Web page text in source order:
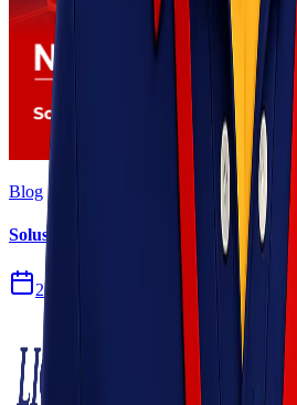
Blog
Solusi Logistik untuk Perusahaan
27 Jul 2026